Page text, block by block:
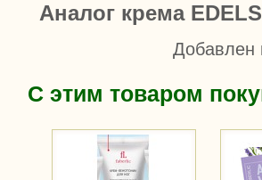
Аналог крема
Добавлен
С этим товаром